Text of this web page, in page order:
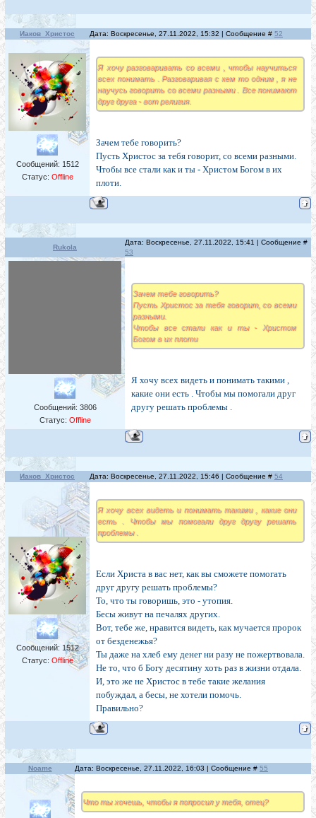
Иаков_Христос Дата: Воскресенье, 27.11.2022, 15:32 | Сообщение # 52
Сообщений: 1512
Статус: Offline
Я хочу разговаривать со всеми , чтобы научиться
всех понимать . Разговаривая с кем то одним , я не
научусь говорить со всеми разными . Все понимают
друг друга - вот религия.
Зачем тебе говорить?
Пусть Христос за тебя говорит, со всеми разными.
Чтобы все стали как и ты - Христом Богом в их
плоти.
Rukola
Дата: Воскресенье, 27.11.2022, 15:41 | Сообщение #
53
Сообщений: 3806
Статус: Offline
Зачем тебе говорить?
Пусть Христос за тебя говорит, со всеми
разными.
Чтобы все стали как и ты - Христом
Богом в их плоти
Я хочу всех видеть и понимать такими ,
какие они есть . Чтобы мы помогали друг
другу решать проблемы .
Иаков_Христос Дата: Воскресенье, 27.11.2022, 15:46 | Сообщение # 54
Сообщений: 1512
Статус: Offline
Я хочу всех видеть и понимать такими , какие они
есть . Чтобы мы помогали друг другу решать
проблемы .
Если Христа в вас нет, как вы сможете помогать
друг другу решать проблемы?
То, что ты говоришь, это - утопия.
Бесы живут на печалях других.
Вот, тебе же, нравится видеть, как мучается пророк
от безденежья?
Ты даже на хлеб ему денег ни разу не пожертвовала.
Не то, что б Богу десятину хоть раз в жизни отдала.
И, это же не Христос в тебе такие желания
побуждал, а бесы, не хотели помочь.
Правильно?
Noame Дата: Воскресенье, 27.11.2022, 16:03 | Сообщение # 55
Что ты хочешь, чтобы я попросил у тебя, отец?